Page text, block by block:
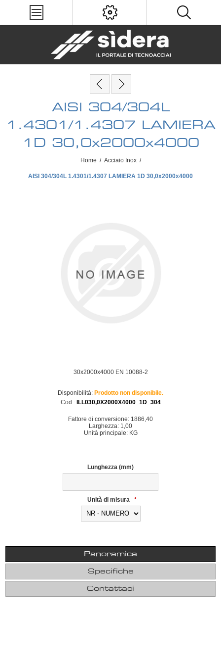
AISI 304/304L
1.4301/1.4307 LAMIERA
1D 30,0x2000x4000
Home / Acciaio Inox /
AISI 304/304L 1.4301/1.4307 LAMIERA 1D 30,0x2000x4000
30x2000x4000 EN 10088-2
Disponibilità: Prodotto non disponibile.
Cod.:
ILL030,0X2000X4000_1D_304
Fattore di conversione: 1886,40
Larghezza: 1,00
Unità principale: KG
Lunghezza (mm)
Unità di misura *
Panoramica
Specifiche
Contattaci